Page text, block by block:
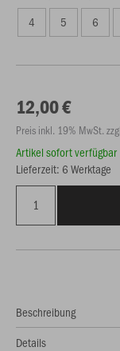
4 5 6
12,00 €
Preis inkl. 19% MwSt.
Artikel sofort verfügbar
Lieferzeit: 6 Werktage
Beschreibung
Details